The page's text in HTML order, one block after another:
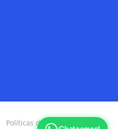
Políticas de Privacidad